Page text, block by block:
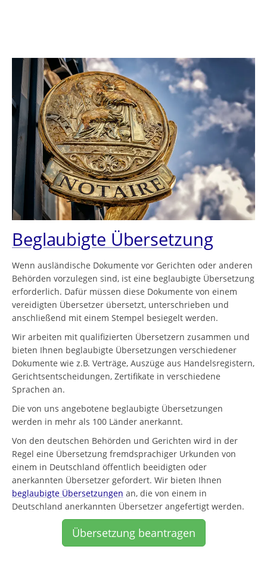
Beglaubigte Übersetzung
Wenn ausländische Dokumente vor Gerichten oder anderen
Behörden vorzulegen sind, ist eine beglaubigte Übersetzung
erforderlich. Dafür müssen diese Dokumente von einem
vereidigten Übersetzer übersetzt, unterschrieben und
anschließend mit einem Stempel besiegelt werden.
Wir arbeiten mit qualifizierten Übersetzern zusammen und
bieten Ihnen beglaubigte Übersetzungen verschiedener
Dokumente wie z.B. Verträge, Auszüge aus Handelsregistern,
Gerichtsentscheidungen, Zertifikate in verschiedene
Sprachen an.
Die von uns angebotene beglaubigte Übersetzungen
werden in mehr als 100 Länder anerkannt.
Von den deutschen Behörden und Gerichten wird in der
Regel eine Übersetzung fremdsprachiger Urkunden von
einem in Deutschland öffentlich beeidigten oder
anerkannten Übersetzer gefordert. Wir bieten Ihnen
beglaubigte Übersetzungen an, die von einem in
Deutschland anerkannten Übersetzer angefertigt werden.
Übersetzung beantragen